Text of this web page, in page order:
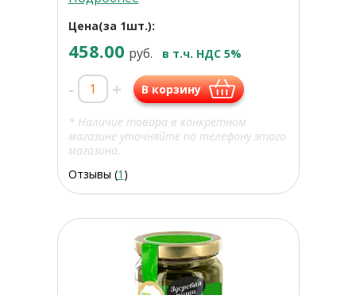
Цена(за 1шт.):
458.00 руб. в т.ч. НДС 5%
- + В корзину
* Наличие товара в конкретном
магазине уточняйте по телефону этого
магазина.
Отзывы (1 )